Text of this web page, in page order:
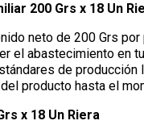
200 Grs x 18 Un
neto de 200 Grs por
el abastecimiento en
de producción
producto hasta el
x 18 Un Riera